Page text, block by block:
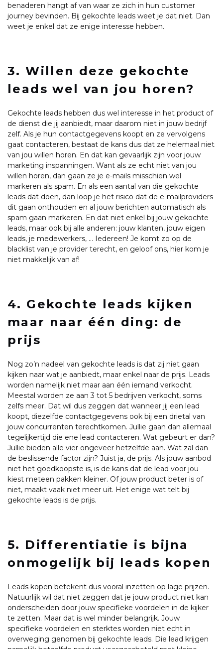
benaderen hangt af van waar ze zich in hun customer
journey bevinden. Bij gekochte leads weet je dat niet. Dan
weet je enkel dat ze enige interesse hebben.
3. Willen deze gekochte
leads wel van jou horen?
Gekochte leads hebben dus wel interesse in het product of
de dienst die jij aanbiedt, maar daarom niet in jouw bedrijf
zelf. Als je hun contactgegevens koopt en ze vervolgens
gaat contacteren, bestaat de kans dus dat ze helemaal niet
van jou willen horen. En dat kan gevaarlijk zijn voor jouw
marketing inspanningen. Want als ze echt niet van jou
willen horen, dan gaan ze je e-mails misschien wel
markeren als spam. En als een aantal van die gekochte
leads dat doen, dan loop je het risico dat de e-mailproviders
dit gaan onthouden en al jouw berichten automatisch als
spam gaan markeren. En dat niet enkel bij jouw gekochte
leads, maar ook bij alle anderen: jouw klanten, jouw eigen
leads, je medewerkers, … Iedereen! Je komt zo op de
blacklist van je provider terecht, en geloof ons, hier kom je
niet makkelijk van af!
4. Gekochte leads kijken
maar naar één ding: de
prijs
Nog zo’n nadeel van gekochte leads is dat zij niet gaan
kijken naar wat je aanbiedt, maar enkel naar de prijs. Leads
worden namelijk niet maar aan één iemand verkocht.
Meestal worden ze aan 3 tot 5 bedrijven verkocht, soms
zelfs meer. Dat wil dus zeggen dat wanneer jij een lead
koopt, diezelfde contactgegevens ook bij een drietal van
jouw concurrenten terechtkomen. Jullie gaan dan allemaal
tegelijkertijd die ene lead contacteren. Wat gebeurt er dan?
Jullie bieden alle vier ongeveer hetzelfde aan. Wat zal dan
de beslissende factor zijn? Juist ja, de prijs. Als jouw aanbod
niet het goedkoopste is, is de kans dat de lead voor jou
kiest meteen pakken kleiner. Of jouw product beter is of
niet, maakt vaak niet meer uit. Het enige wat telt bij
gekochte leads is de prijs.
5. Differentiatie is bijna
onmogelijk bij leads kopen
Leads kopen betekent dus vooral inzetten op lage prijzen.
Natuurlijk wil dat niet zeggen dat je jouw product niet kan
onderscheiden door jouw specifieke voordelen in de kijker
te zetten. Maar dat is wel minder belangrijk. Jouw
specifieke voordelen en sterktes worden niet echt in
overweging genomen bij gekochte leads. Die lead krijgen